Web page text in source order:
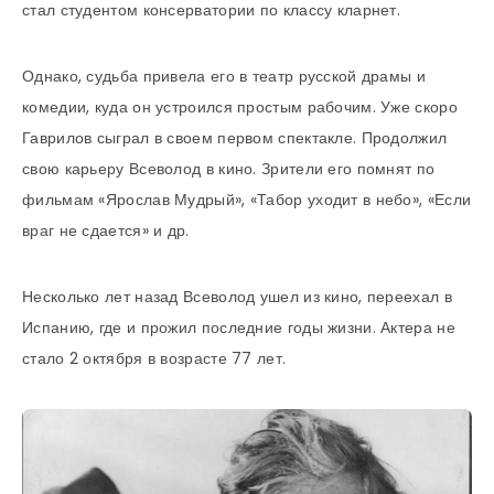
стал студентом консерватории по классу кларнет.
Однако, судьба привела его в театр русской драмы и
комедии, куда он устроился простым рабочим. Уже скоро
Гаврилов сыграл в своем первом спектакле. Продолжил
свою карьеру Всеволод в кино. Зрители его помнят по
фильмам «Ярослав Мудрый», «Табор уходит в небо», «Если
враг не сдается» и др.
Несколько лет назад Всеволод ушел из кино, переехал в
Испанию, где и прожил последние годы жизни. Актера не
стало 2 октября в возрасте 77 лет.